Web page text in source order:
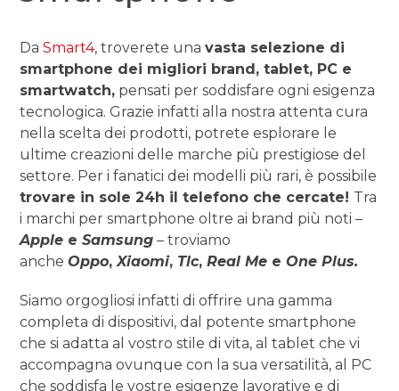
DaSmart4, troverete unavasta selezione di
smartphone dei migliori brand, tablet, PC e
smartwatch, pensati per soddisfare ogni esigenza
tecnologica. Grazie infatti alla nostra attenta cura
nella scelta dei prodotti, potrete esplorare le
ultime creazioni delle marche più prestigiose del
settore. Per i fanatici dei modelli più rari, è possibile
trovare in sole 24h il telefono che cercate! Tra
i marchi per smartphone oltre ai brand più noti –
Apple eSamsung – troviamo
ancheOppo,Xiaomi, Tlc,Real Me eOne Plus.
Siamo orgogliosi infatti di offrire una gamma
completa di dispositivi, dal potente smartphone
che si adatta al vostro stile di vita, al tablet che vi
accompagna ovunque con la sua versatilità, al PC
che soddisfa le vostre esigenze lavorative e di